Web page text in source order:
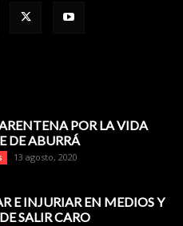
POR LA VIDA
DE ABURRÁ
13 agosto, 2020
E INJURIAR EN MEDIOS Y
SALIR CARO